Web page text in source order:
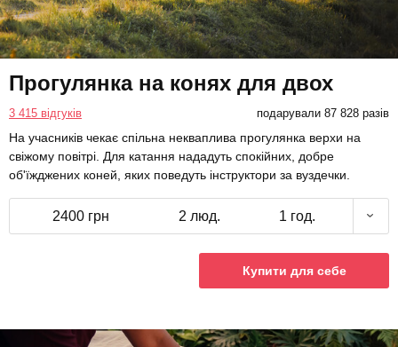
Прогулянка на конях для двох
3 415 відгуків подарували 87 828 разів
На учасників чекає спільна некваплива прогулянка верхи на
свіжому повітрі. Для катання нададуть спокійних, добре
об'їжджених коней, яких поведуть інструктори за вуздечки.
2400 грн 2 люд. 1 год.
Купити для себе